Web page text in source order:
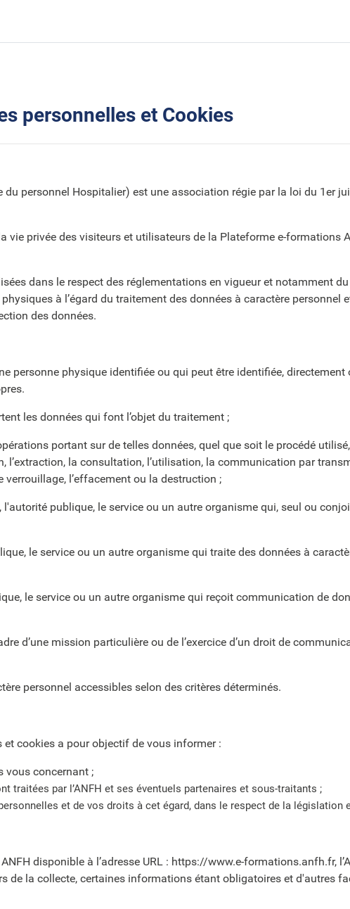
personnelles et Cookies
personnel Hospitalier) est une association régie par la loi du 1er
vie privée des visiteurs et utilisateurs de la Plateforme e-formations
dans le respect des réglementations en vigueur et notamment
à l’égard du traitement des données à caractère personnel
des données.
personne physique identifiée ou qui peut être identifiée,
les données qui font l’objet du traitement ;
portant sur de telles données, quel que soit le procédé
l’extraction, la consultation, l’utilisation, la communication par
l’effacement ou la destruction ;
publique, le service ou un autre organisme qui, seul ou
le service ou un autre organisme qui traite des données à
le service ou un autre organisme qui reçoit communication de
d’une mission particulière ou de l’exercice d’un droit de
personnel accessibles selon des critères déterminés.
cookies a pour objectif de vous informer :
vous concernant ;
traitées par l’ANFH et ses éventuels partenaires et sous-traitants ;
et de vos droits à cet égard, dans le respect de la législation
disponible à l’adresse URL : https://www.e-formations.anfh.fr,
de la collecte, certaines informations étant obligatoires et d'autres